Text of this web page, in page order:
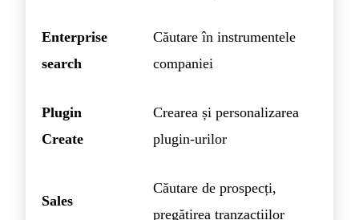
Enterprise
search
Căutare în instrumentele
companiei
Plugin
Create
Crearea și personalizarea
plugin-urilor
Sales
Căutare de prospecți,
pregătirea tranzacțiilor